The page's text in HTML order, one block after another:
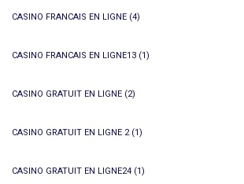
CASINO FRANCAIS EN LIGNE (4)
CASINO FRANCAIS EN LIGNE13 (1)
CASINO GRATUIT EN LIGNE (2)
CASINO GRATUIT EN LIGNE 2(1)
CASINO GRATUIT EN LIGNE24 (1)